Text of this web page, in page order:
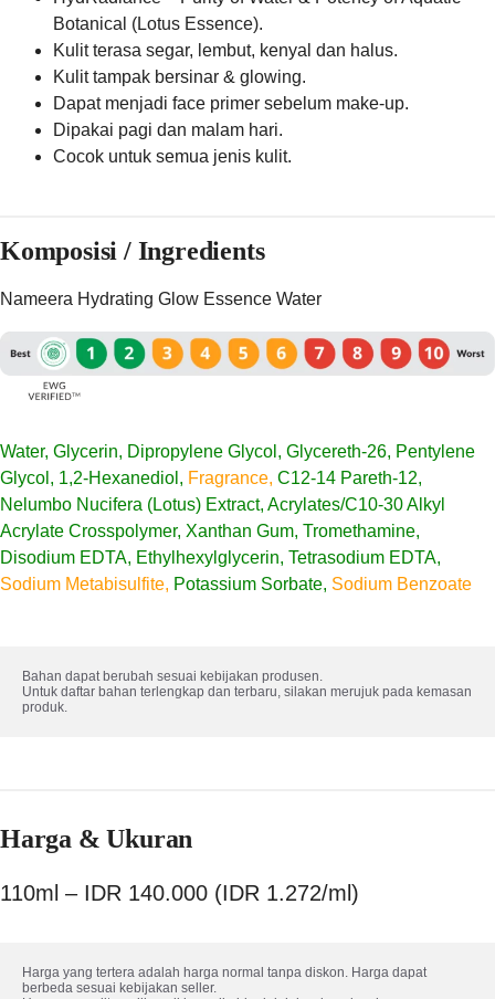
Botanical (Lotus Essence).
Kulit terasa segar, lembut, kenyal dan halus.
Kulit tampak bersinar & glowing.
Dapat menjadi face primer sebelum make-up.
Dipakai pagi dan malam hari.
Cocok untuk semua jenis kulit.
Komposisi / Ingredients
Nameera Hydrating Glow Essence Water
Water, Glycerin, Dipropylene Glycol, Glycereth-26, Pentylene
Glycol, 1,2-Hexanediol, Fragrance, C12-14 Pareth-12,
Nelumbo Nucifera (Lotus) Extract, Acrylates/C10-30 Alkyl
Acrylate Crosspolymer, Xanthan Gum, Tromethamine,
Disodium EDTA, Ethylhexylglycerin, Tetrasodium EDTA,
Sodium Metabisulfite, Potassium Sorbate, Sodium Benzoate
Bahan dapat berubah sesuai kebijakan produsen.
Untuk daftar bahan terlengkap dan terbaru, silakan merujuk pada kemasan
produk.
Harga & Ukuran
110ml – IDR 140.000 (IDR 1.272/ml)
Harga yang tertera adalah harga normal tanpa diskon. Harga dapat
berbeda sesuai kebijakan seller.